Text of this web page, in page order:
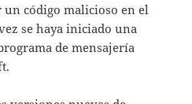
un código malicioso en el
se haya iniciado una
de mensajería